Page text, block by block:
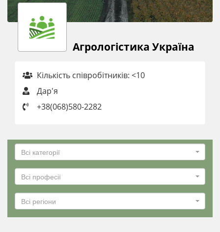
Агрологістика Україна
Кількість співробітників: <10
Дар'я
+38(068)580-2282
Всі категорії
Всі професії
Всі регіони